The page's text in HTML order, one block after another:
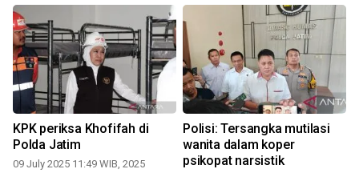
KPK periksa Khofifah di
Polda Jatim
09 July 2025 11:49 WIB, 2025
Polisi: Tersangka mutilasi
wanita dalam koper
psikopat narsistik